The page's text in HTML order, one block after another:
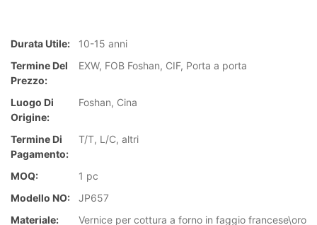
Durata Utile:
10-15 anni
Termine Del
Prezzo:
EXW, FOB Foshan, CIF, Porta a porta
Luogo Di
Origine:
Foshan, Cina
Termine Di
Pagamento:
T/T, L/C, altri
MOQ:
1 pc
Modello NO:
JP657
Materiale:
Vernice per cottura a forno in faggio francese\oro